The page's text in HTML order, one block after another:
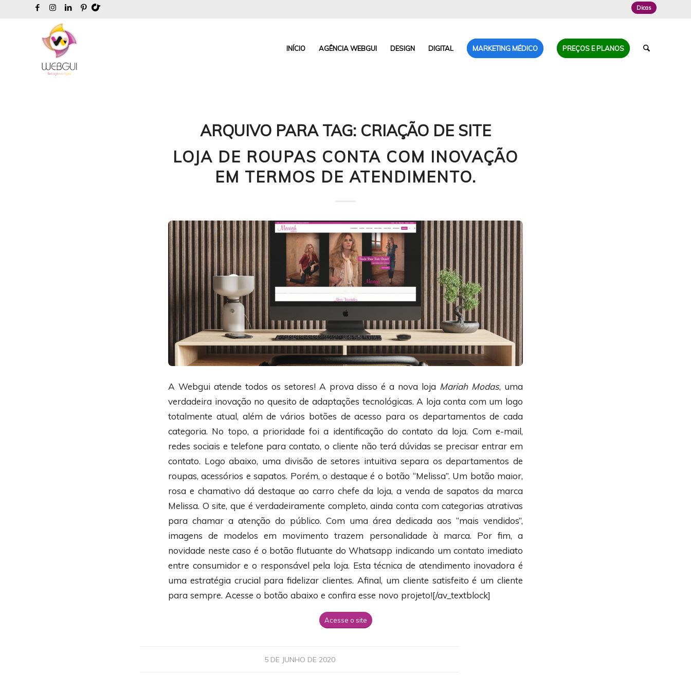
Dicas
INÍCIO AGÊNCIA WEBGUI DESIGN DIGITAL MARKETING MÉDICO PREÇOS E PLANOS
ARQUIVO PARA TAG: CRIAÇÃO DE SITE
LOJA DE ROUPAS CONTA COM INOVAÇÃO
EM TERMOS DE ATENDIMENTO.
A Webgui atende todos os setores! A prova disso é a nova loja Mariah Modas, uma
verdadeira inovação no quesito de adaptações tecnológicas. A loja conta com um logo
totalmente atual, além de vários botões de acesso para os departamentos de cada
categoria. No topo, a prioridade foi a identificação do contato da loja. Com e-mail,
redes sociais e telefone para contato, o cliente não terá dúvidas se precisar entrar em
contato. Logo abaixo, uma divisão de setores intuitiva separa os departamentos de
roupas, acessórios e sapatos. Porém, o destaque é o botão “Melissa”. Um botão maior,
rosa e chamativo dá destaque ao carro chefe da loja, a venda de sapatos da marca
Melissa. O site, que é verdadeiramente completo, ainda conta com categorias atrativas
para chamar a atenção do público. Com uma área dedicada aos “mais vendidos”,
imagens de modelos em movimento trazem personalidade à marca. Por fim, a
novidade neste caso é o botão flutuante do Whatsapp indicando um contato imediato
entre consumidor e o responsável pela loja. Esta técnica de atendimento inovadora é
uma estratégia crucial para fidelizar clientes. Afinal, um cliente satisfeito é um cliente
para sempre. Acesse o botão abaixo e confira esse novo projeto![/av_textblock]
Acesse o site
5 DE JUNHO DE 2020